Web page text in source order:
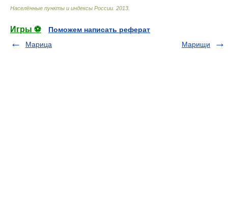
Населённые пункты и индексы России 2013
Игры ⚽
Поможем написать реферат
Марица
Марищи